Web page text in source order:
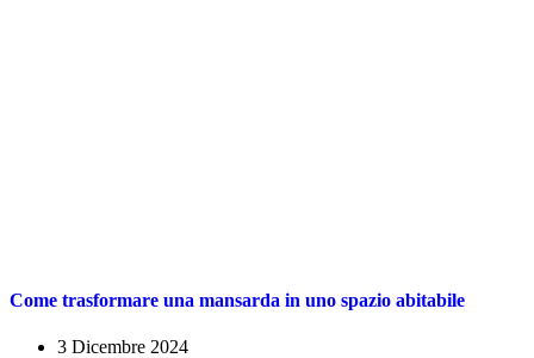
Come trasformare una mansarda in uno spazio abitabile
3 Dicembre 2024